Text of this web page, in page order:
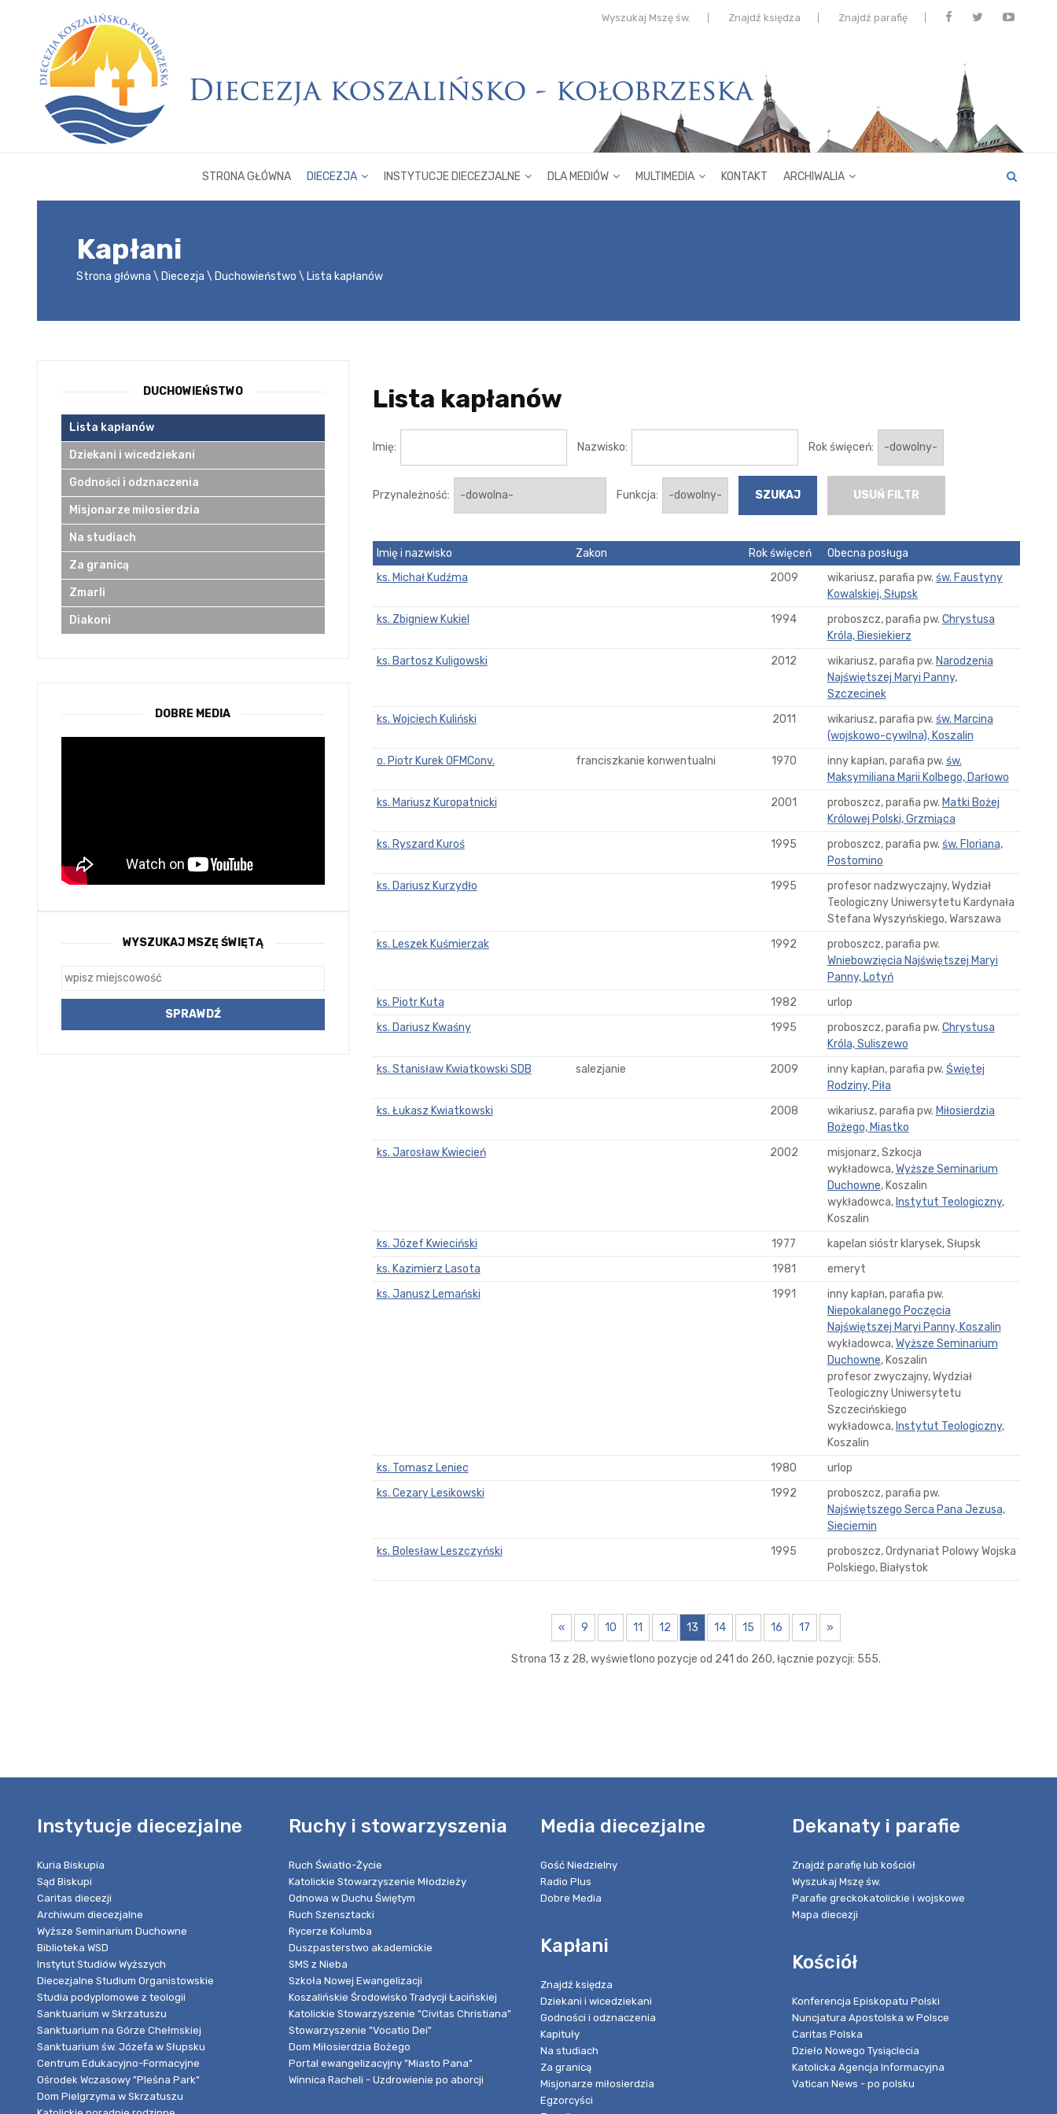
Wyszukaj Mszę św. Znajdź księdza Znajdź parafię
STRONA GŁÓWNA DIECEZJA INSTYTUCJE DIECEZJALNE DLA MEDIÓW MULTIMEDIA KONTAKT ARCHIWALIA
Kapłani
Strona główna Diecezja Duchowieństwo Lista kapłanów
Lista kapłanów
Imię: Nazwisko: Rok święceń:
Przynależność: Funkcja: USUŃ FILTR
Imię i nazwisko Zakon Rok święceń
Obecna posługa
ks. Michał Kudźma
2009 wikariusz, parafia pw. św. Faustyny
Kowalskiej, Słupsk
ks. Zbigniew Kukiel
1994 proboszcz, parafia pw. Chrystusa
Króla, Biesiekierz
ks. Bartosz Kuligowski
2012 wikariusz, parafia pw. Narodzenia
Najświętszej Maryi Panny,
Szczecinek
ks. Wojciech Kuliński
2011 wikariusz, parafia pw. św. Marcina
(wojskowo-cywilna), Koszalin
o. Piotr Kurek OFMConv.
franciszkanie konwentualni 1970 inny kapłan, parafia pw. św.
Maksymiliana Marii Kolbego, Darłowo
ks. Mariusz Kuropatnicki
2001 proboszcz, parafia pw. Matki Bożej
Królowej Polski, Grzmiąca
ks. Ryszard Kuroś
1995 proboszcz, parafia pw. św. Floriana,
Postomino
ks. Dariusz Kurzydło
1995
profesor nadzwyczajny, Wydział
Teologiczny Uniwersytetu Kardynała
Stefana Wyszyńskiego, Warszawa
ks. Leszek Kuśmierzak
1992
proboszcz, parafia pw.
Wniebowzięcia Najświętszej Maryi
Panny, Lotyń
ks. Piotr Kuta
1982
urlop
ks. Dariusz Kwaśny
1995 proboszcz, parafia pw. Chrystusa
Króla, Suliszewo
ks. Stanisław Kwiatkowski SDB
salezjanie 2009 inny kapłan, parafia pw. Świętej
Rodziny, Piła
ks. Łukasz Kwiatkowski
2008 wikariusz, parafia pw. Miłosierdzia
Bożego, Miastko
ks. Jarosław Kwiecień
2002
misjonarz, Szkocja
wykładowca,Wyższe Seminarium
Duchowne, Koszalin
wykładowca, Instytut Teologiczny,
Koszalin
ks. Józef Kwieciński
1977
kapelan sióstr klarysek, Słupsk
ks. Kazimierz Lasota
1981
emeryt
ks. Janusz Lemański
1991
inny kapłan, parafia pw.
Niepokalanego Poczęcia
Najświętszej Maryi Panny, Koszalin
wykładowca,Wyższe Seminarium
Duchowne, Koszalin
profesor zwyczajny, Wydział
Teologiczny Uniwersytetu
Szczecińskiego
wykładowca, Instytut Teologiczny,
Koszalin
ks. Tomasz Leniec
1980
urlop
ks. Cezary Lesikowski
1992
proboszcz, parafia pw.
Najświętszego Serca Pana Jezusa,
Sieciemin
ks. Bolesław Leszczyński
1995
proboszcz, Ordynariat Polowy Wojska
Polskiego, Białystok
« 9 10 11 12 13 14 15 16 17 »
Strona 13 z 28, wyświetlono pozycje od 241 do 260, łącznie pozycji: 555.
DUCHOWIEŃSTWO
Lista kapłanów
Dziekani i wicedziekani
Godności i odznaczenia
Misjonarze miłosierdzia
Na studiach
Za granicą
Zmarli
Diakoni
DOBRE MEDIA
WYSZUKAJ MSZĘ ŚWIĘTĄ
Instytucje diecezjalne
Kuria Biskupia
Sąd Biskupi
Caritas diecezji
Archiwum diecezjalne
Wyższe Seminarium Duchowne
Biblioteka WSD
Instytut Studiów Wyższych
Diecezjalne Studium Organistowskie
Studia podyplomowe z teologii
Sanktuarium w Skrzatuszu
Sanktuarium na Górze Chełmskiej
Sanktuarium św. Józefa w Słupsku
Centrum Edukacyjno-Formacyjne
Ośrodek Wczasowy "Pleśna Park"
Dom Pielgrzyma w Skrzatuszu
Ruchy i stowarzyszenia
Ruch Światło-Życie
Katolickie Stowarzyszenie Młodzieży
Odnowa w Duchu Świętym
Ruch Szensztacki
Rycerze Kolumba
Duszpasterstwo akademickie
SMS z Nieba
Szkoła Nowej Ewangelizacji
Koszalińskie Środowisko Tradycji Łacińskiej
Katolickie Stowarzyszenie "Civitas Christiana"
Stowarzyszenie "Vocatio Dei"
Dom Miłosierdzia Bożego
Portal ewangelizacyjny "Miasto Pana"
Winnica Racheli - Uzdrowienie po aborcji
Media diecezjalne
Gość Niedzielny
Radio Plus
Dobre Media
Kapłani
Znajdź księdza
Dziekani i wicedziekani
Godności i odznaczenia
Kapituły
Na studiach
Za granicą
Misjonarze miłosierdzia
Egzorcyści
Dekanaty i parafie
Znajdź parafię lub kościół
Wyszukaj Mszę św.
Parafie greckokatolickie i wojskowe
Mapa diecezji
Kościół
Konferencja Episkopatu Polski
Nuncjatura Apostolska w Polsce
Caritas Polska
Dzieło Nowego Tysiąclecia
Katolicka Agencja Informacyjna
Vatican News - po polsku